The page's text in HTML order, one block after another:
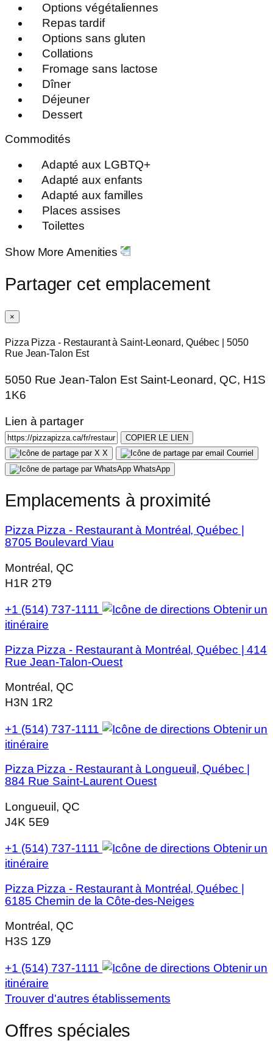
Options végétaliennes
Repas tardif
Options sans gluten
Collations
Fromage sans lactose
Dîner
Déjeuner
Dessert
Commodités
Adapté aux LGBTQ+
Adapté aux enfants
Adapté aux familles
Places assises
Toilettes
Show More Amenities
Partager cet emplacement
×
Pizza Pizza - Restaurant à Saint-Leonard, Québec | 5050
Rue Jean-Talon Est
5050 Rue Jean-Talon Est Saint-Leonard, QC, H1S
1K6
Lien à partager
COPIER LE LIEN
X
Courriel
WhatsApp
Emplacements à proximité
Pizza Pizza - Restaurant à Montréal, Québec |
8705 Boulevard Viau
Montréal, QC
H1R 2T9
+1 (514) 737-1111
Obtenir un
itinéraire
Pizza Pizza - Restaurant à Montréal, Québec | 414
Rue Jean-Talon-Ouest
Montréal, QC
H3N 1R2
+1 (514) 737-1111
Obtenir un
itinéraire
Pizza Pizza - Restaurant à Longueuil, Québec |
884 Rue Saint-Laurent Ouest
Longueuil, QC
J4K 5E9
+1 (514) 737-1111
Obtenir un
itinéraire
Pizza Pizza - Restaurant à Montréal, Québec |
6185 Chemin de la Côte-des-Neiges
Montréal, QC
H3S 1Z9
+1 (514) 737-1111
Obtenir un
itinéraire
Trouver d'autres établissements
Offres spéciales